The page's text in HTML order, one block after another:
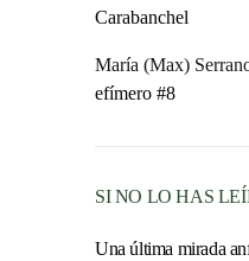
Carabanchel
María (Max)
efímero #8
SI NO LO HAS
Una última mirada